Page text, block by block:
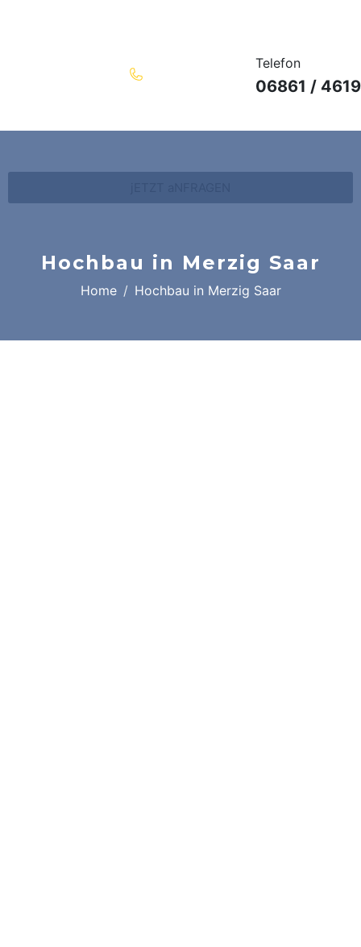
06861 / 4619
Telefon
Hochbau in Merzig Saar
Home Hochbau in Merzig Saar